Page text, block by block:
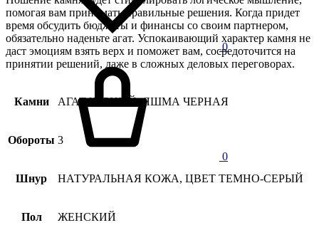
0
0
помогая вам принимать правильные решения. Когда придет
время обсудить бюджеты и финансы со своим партнером,
обязательно наденьте агат. Успокаивающий характер камня не
даст эмоциям взять верх и поможет вам, сосредоточится на
принятии решений, даже в сложных деловых переговорах.
Камни АГАТ ЧЕРНЫЙ, ЯШМА ЧЕРНАЯ
Обороты 3
Шнур НАТУРАЛЬНАЯ КОЖА, ЦВЕТ ТЕМНО-СЕРЫЙ
Пол ЖЕНСКИЙ